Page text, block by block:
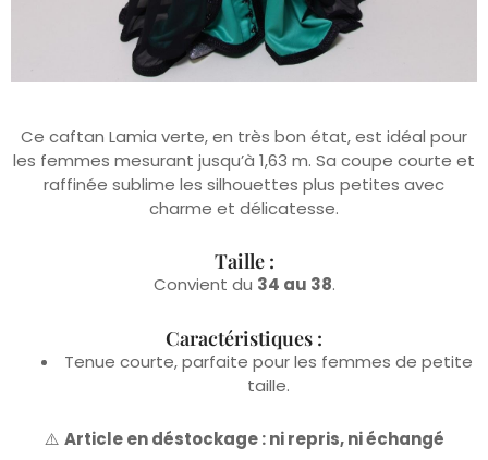
Ce caftan Lamia verte, en très bon état, est idéal pour
les femmes mesurant jusqu’à 1,63 m. Sa coupe courte et
raffinée sublime les silhouettes plus petites avec
charme et délicatesse.
Taille :
Convient du 34 au 38.
Caractéristiques :
Tenue courte, parfaite pour les femmes de petite
taille.
⚠️ Article en déstockage : ni repris, ni échangé